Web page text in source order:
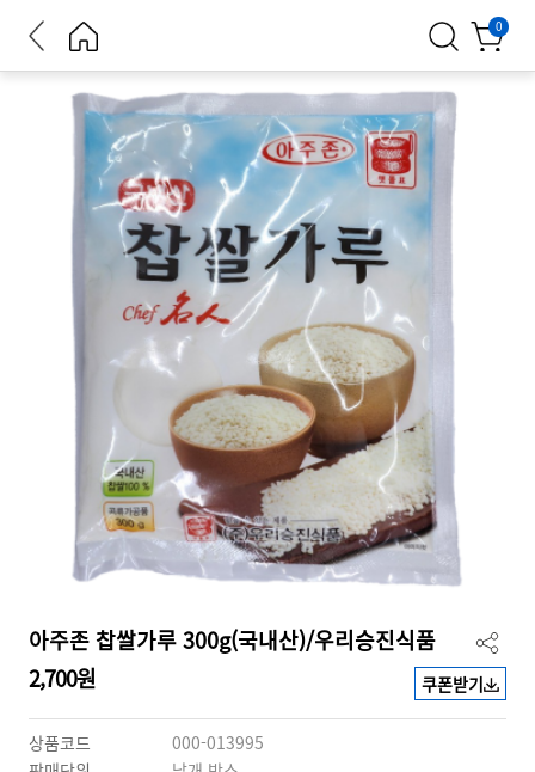
기
장바구
니
0
아주존 찹쌀가루 300g(국내산)/우리승진식품
2,700원
쿠폰받기
상품코드
000-013995